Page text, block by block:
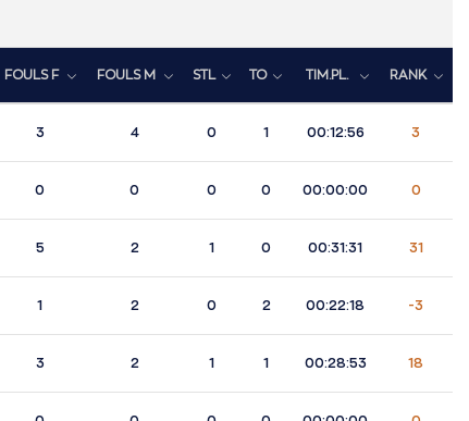
FOULS F FOULS M STL TO TIM.PL. RANK
3 4 0 1 00:12:56 3
0 0 0 0 00:00:00 0
5 2 1 0 00:31:31 31
1 2 0 2 00:22:18 -3
3 2 1 1 00:28:53 18